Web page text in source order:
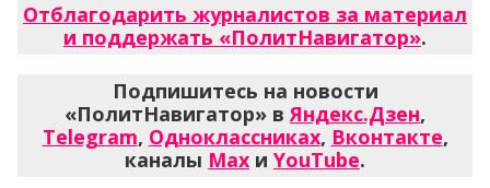
Отблагодарить журналистов за материал
и поддержать «ПолитНавигатор».
Подпишитесь на новости
«ПолитНавигатор» вЯндекс.Дзен,
Telegram, Одноклассниках, Вконтакте,
каналы Max и YouTube.